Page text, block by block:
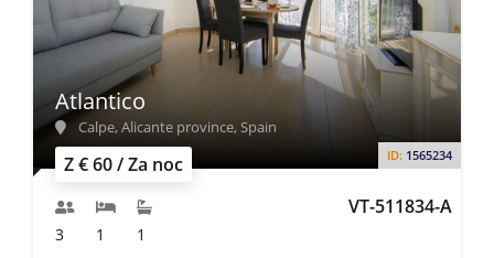
Z € 60 / Za noc ID: 1565234
VT-511834-A
Atlantico
Calpe, Alicante province, Spain
3 1 1